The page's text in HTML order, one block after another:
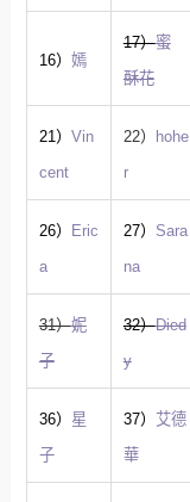
16） 嫣
17）蜜
酥花
21） Vin
cent
22） hohe
r
26） Eric
a
27） Sara
na
31）妮
子
32）Died
y
36） 星
子
37） 艾德
華